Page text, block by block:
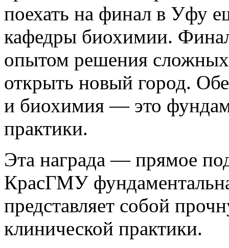
поехать на финал в Уфу
кафедры биохимии.
опытом решения
открыть новый город.
и биохимия — это
практики.
Эта награда — прямое
КрасГМУ
представляет собой
клинической практики.